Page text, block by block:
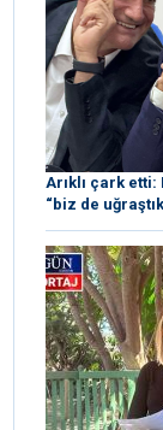
Arıklı çark etti:
“biz de